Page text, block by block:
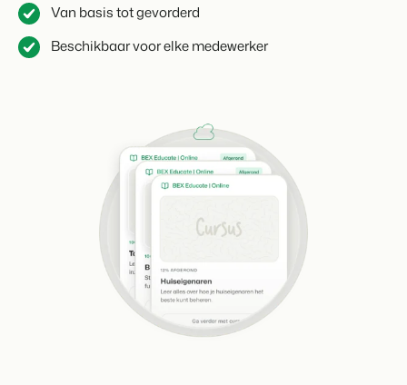
Van basis tot gevorderd
Beschikbaar voor elke medewerker